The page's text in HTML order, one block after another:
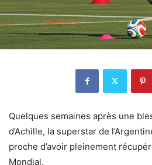
Quelques semaines après une
d’Achille, la superstar de
proche d’avoir pleinement
Mondial.